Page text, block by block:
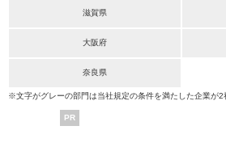
滋賀県
大阪府
奈良県
※文字がグレーの部門は当社規定の条件を満たした企業が2
PR